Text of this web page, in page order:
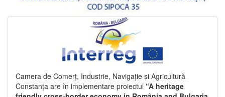
Camera de Comerț, Industrie, Navigație și Agricultură
Constanța are în implementare proiectul “A heritage